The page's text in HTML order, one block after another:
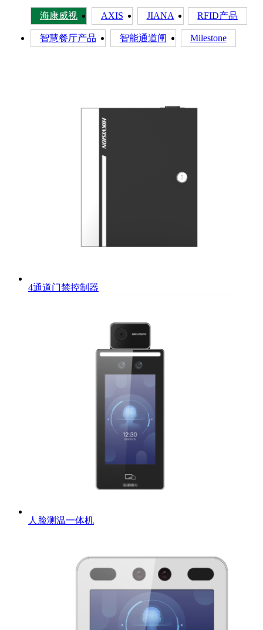
海康威视 AXIS JIANA RFID产品
智慧餐厅产品 智能通道闸 Milestone
4通道门禁控制器
人脸测温一体机